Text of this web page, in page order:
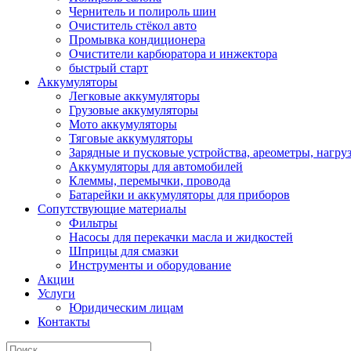
Чернитель и полироль шин
Очиститель стёкол авто
Промывка кондиционера
Очистители карбюратора и инжектора
быстрый старт
Аккумуляторы
Легковые аккумуляторы
Грузовые аккумуляторы
Мото аккумуляторы
Тяговые аккумуляторы
Зарядные и пусковые устройства, ареометры,
Аккумуляторы для автомобилей
Клеммы, перемычки, провода
Батарейки и аккумуляторы для приборов
Сопутствующие материалы
Фильтры
Насосы для перекачки масла и жидкостей
Шприцы для смазки
Инструменты и оборудование
Акции
Услуги
Юридическим лицам
Контакты